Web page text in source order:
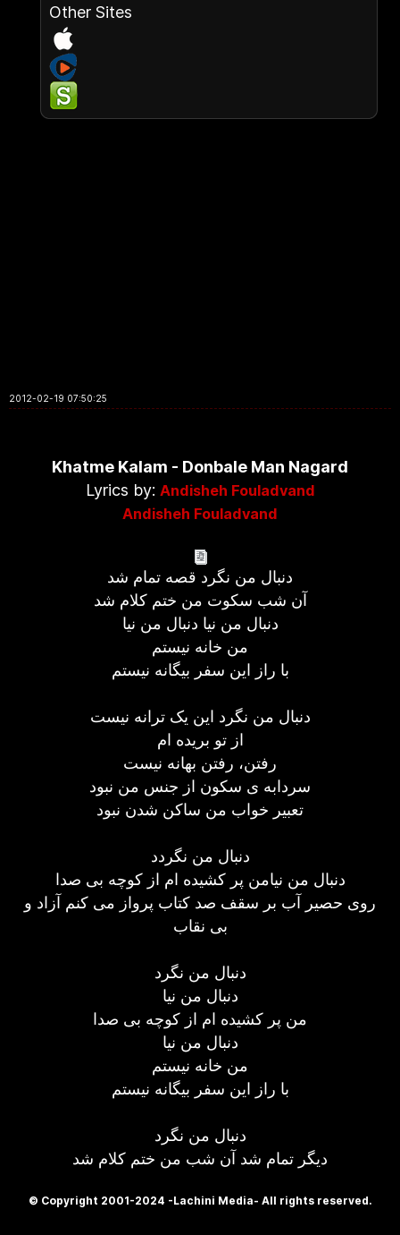
Other Sites
2012-02-19 07:50:25
Khatme Kalam - Donbale Man Nagard
Lyrics by: Andisheh Fouladvand
Andisheh Fouladvand
دنبال من نگرد قصه تمام شد
آن شب سكوت من ختم كلام شد
دنبال من نیا دنبال من نیا
من خانه نیستم
با راز این سفر بیگانه نیستم
دنبال من نگرد این یک ترانه نیست
از تو بریده ام
رفتن، رفتن بهانه نیست
سردابه ی سکون از جنس من نبود
تعبیر خواب من ساکن شدن نبود
دنبال من نگردد
دنبال من نیامن پر کشیده ام از کوچه بی صدا
روی حصیر آب بر سقف صد کتاب پرواز می کنم آزاد و
بی نقاب
دنبال من نگرد
دنبال من نیا
من پر کشیده ام از کوچه بی صدا
دنبال من نیا
من خانه نیستم
با راز این سفر بیگانه نیستم
دنبال من نگرد
دیگر تمام شد آن شب من ختم کلام شد
© Copyright 2001-2024 -Lachini Media- All rights reserved.